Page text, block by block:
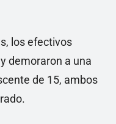
los efectivos
demoraron a una
de 15, ambos